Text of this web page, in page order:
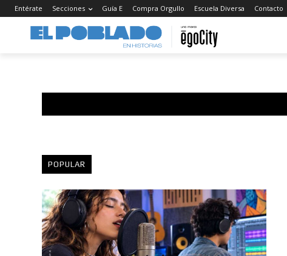
Entérate Secciones Guía E Compra Orgullo Escuela Diversa Contacto
POPULAR